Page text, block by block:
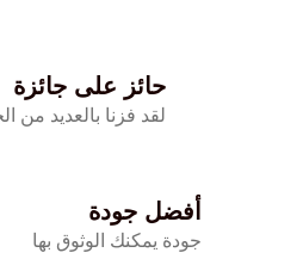
حائز على جائزة
لقد فزنا بالعديد من
أفضل جودة
جودة يمكنك الوثوق بها